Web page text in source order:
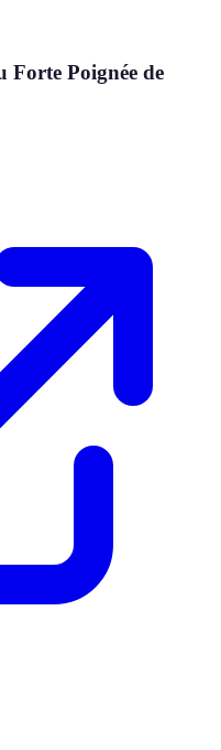
Forte Poignée de